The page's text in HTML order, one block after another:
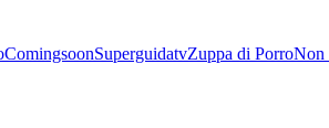
ComingsoonSuperguidatvZuppa di PorroNon